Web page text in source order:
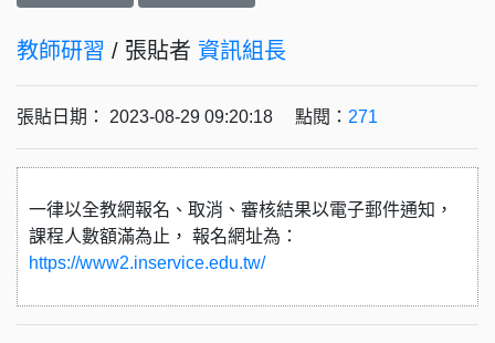
教師研習 / 張貼者 資訊組長
張貼日期： 2023-08-29 09:20:18 點閱： 271
一律以全教網報名、取消、審核結果以電子郵件通知，
課程人數額滿為止， 報名網址為：
https://www2.inservice.edu.tw/